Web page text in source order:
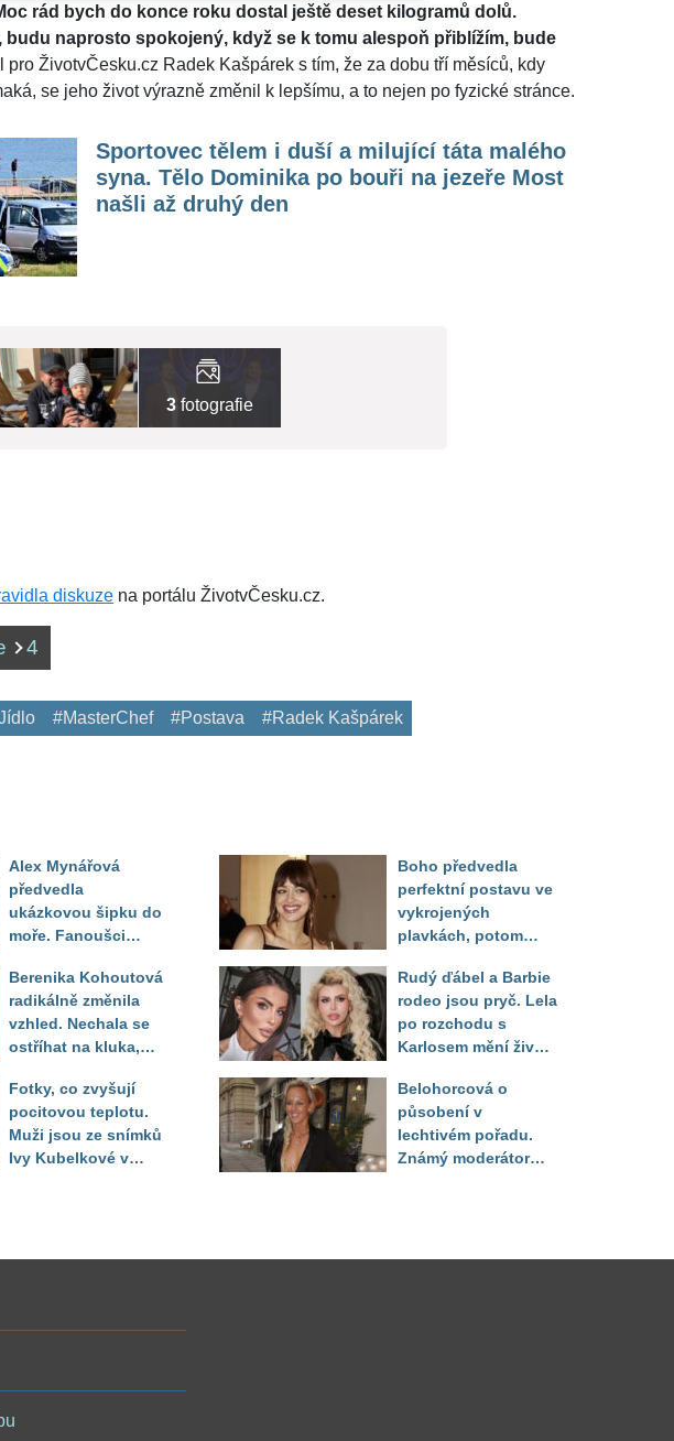
rád bych do konce roku dostal ještě deset kilogramů dolů.
budu naprosto spokojený, když se k tomu alespoň přiblížím, bude
pro ŽivotvČesku.cz Radek Kašpárek s tím, že za dobu tří měsíců, kdy
se jeho život výrazně změnil k lepšímu, a to nejen po fyzické stránce.
Sportovec tělem i duší a milující táta malého
syna. Tělo Dominika po bouři na jezeře Most
našli až druhý den
3 fotografie
diskuze na portálu ŽivotvČesku.cz.
4
#MasterChef #Postava #Radek Kašpárek
Alex Mynářová
předvedla
ukázkovou šipku do
moře. Fanoušci
toho vypadá
Berenika Kohoutová
radikálně změnila
vzhled. Nechala se
ostříhat na kluka,
překvapily
Fotky, co zvyšují
pocitovou teplotu.
Muži jsou ze snímků
Ivy Kubelkové v
Boho předvedla
perfektní postavu ve
vykrojených
plavkách, potom
těla
Rudý ďábel a Barbie
rodeo jsou pryč. Lela
po rozchodu s
Karlosem mění život i
Sandeva
Belohorcová o
působení v
lechtivém pořadu.
Známý moderátor